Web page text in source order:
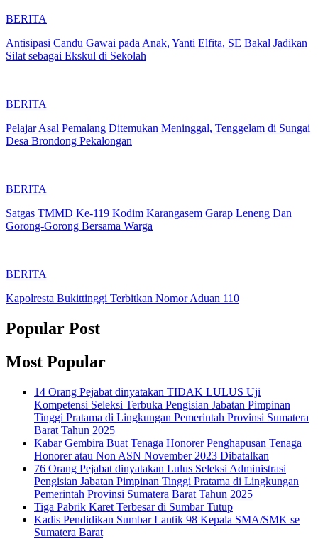
BERITA
Antisipasi Candu Gawai pada Anak, Yanti Elfita, SE Bakal Jadikan
Silat sebagai Ekskul di Sekolah
BERITA
Pelajar Asal Pemalang Ditemukan Meninggal, Tenggelam di Sungai
Desa Brondong Pekalongan
BERITA
Satgas TMMD Ke-119 Kodim Karangasem Garap Leneng Dan
Gorong-Gorong Bersama Warga
BERITA
Kapolresta Bukittinggi Terbitkan Nomor Aduan 110
Popular Post
Most Popular
14 Orang Pejabat dinyatakan TIDAK LULUS Uji
Kompetensi Seleksi Terbuka Pengisian Jabatan Pimpinan
Tinggi Pratama di Lingkungan Pemerintah Provinsi Sumatera
Barat Tahun 2025
Kabar Gembira Buat Tenaga Honorer Penghapusan Tenaga
Honorer atau Non ASN November 2023 Dibatalkan
76 Orang Pejabat dinyatakan Lulus Seleksi Administrasi
Pengisian Jabatan Pimpinan Tinggi Pratama di Lingkungan
Pemerintah Provinsi Sumatera Barat Tahun 2025
Tiga Pabrik Karet Terbesar di Sumbar Tutup
Kadis Pendidikan Sumbar Lantik 98 Kepala SMA/SMK se
Sumatera Barat